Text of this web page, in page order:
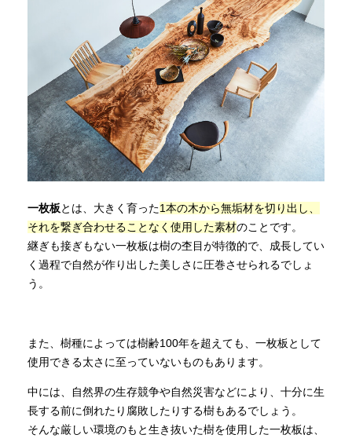
一枚板とは、大きく育った1本の木から無垢材を切り出し、
それを繋ぎ合わせることなく使用した素材のことです。
継ぎも接ぎもない一枚板は樹の杢目が特徴的で、成長してい
く過程で自然が作り出した美しさに圧巻させられるでしょ
う。
また、樹種によっては樹齢100年を超えても、一枚板として
使用できる太さに至っていないものもあります。
中には、自然界の生存競争や自然災害などにより、十分に生
長する前に倒れたり腐敗したりする樹もあるでしょう。
そんな厳しい環境のもと生き抜いた樹を使用した一枚板は、